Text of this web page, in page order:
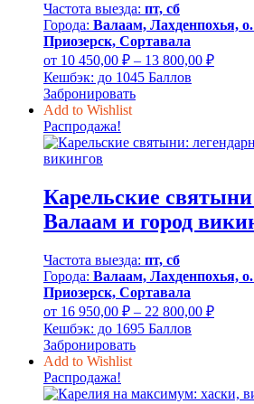
Частота выезда: пт, сб
Города: Валаам, Лахденпохья,
Приозерск, Сортавала
от 10 450,00 ₽ – 13 800,00 ₽
13
Кешбэк: до 1045 Баллов
Забронировать
Add to Wishlist
Распродажа!
Карельские
Валаам и город
Частота выезда: пт, сб
Города: Валаам, Лахденпохья,
Приозерск, Сортавала
от 16 950,00 ₽ – 22 800,00 ₽
22
Кешбэк: до 1695 Баллов
Забронировать
Add to Wishlist
Распродажа!